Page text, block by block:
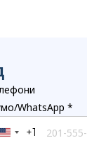
WhatsApp *
United States +1
+1